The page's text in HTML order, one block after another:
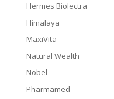
Hermes Biolectra
Himalaya
MaxiVita
Natural Wealth
Nobel
Pharmamed